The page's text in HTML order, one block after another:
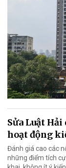
Sửa Luật
hoạt động
Đánh giá cao các
những điểm tích